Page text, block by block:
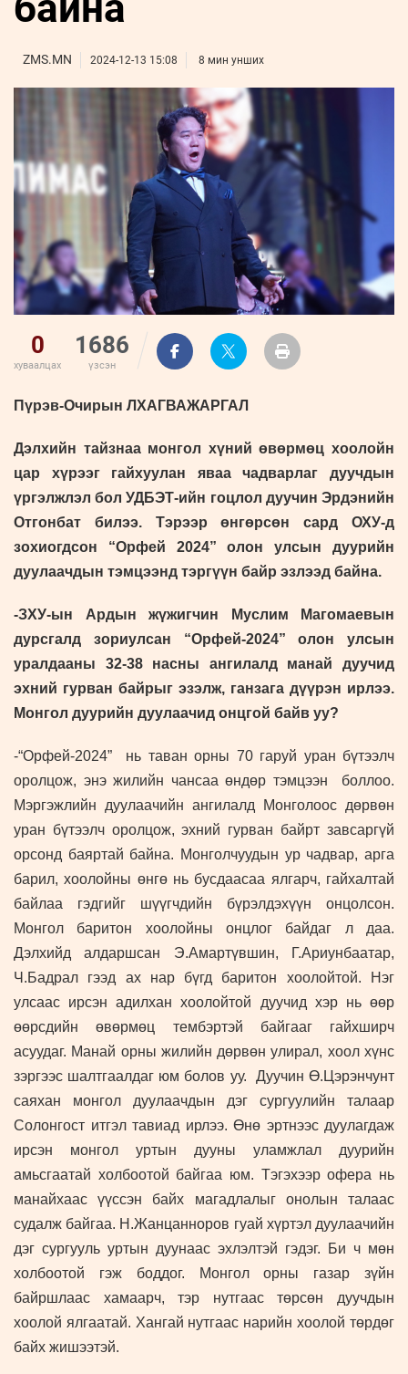
Нэвтрэх
Leaderships
УРЛАГ
ZMS.MN 2024-12-13 15:08 8 мин унших
0
хуваалцах
1686
үзсэн
Пүрэв-Очирын ЛХАГВАЖАРГАЛ
Дэлхийн тайзнаа монгол хүний өвөрмөц хоолойн
цар хүрээг гайхуулан яваа чадварлаг дуучдын
үргэлжлэл бол УДБЭТ-ийн гоцлол дуучин Эрдэнийн
Отгонбат билээ. Тэрээр өнгөрсөн сард ОХУ-д
зохиогдсон “Орфей 2024” олон улсын дуурийн
дуулаачдын тэмцээнд тэргүүн байр эзлээд байна.
-ЗХУ-ын Ардын жүжигчин Муслим Магомаевын
дурсгалд зориулсан “Орфей-2024” олон улсын
уралдааны 32-38 насны ангилалд манай дуучид
эхний гурван байрыг эзэлж, ганзага дүүрэн ирлээ.
Монгол дуурийн дуулаачид онцгой байв уу?
-“Орфей-2024” нь таван орны 70 гаруй уран бүтээлч
оролцож, энэ жилийн чансаа өндөр тэмцээн боллоо.
Мэргэжлийн дуулаачийн ангилалд Монголоос дөрвөн
уран бүтээлч оролцож, эхний гурван байрт завсаргүй
орсонд баяртай байна. Монголчуудын ур чадвар, арга
барил, хоолойны өнгө нь бусдаасаа ялгарч, гайхалтай
байлаа гэдгийг шүүгчдийн бүрэлдэхүүн онцолсон.
Монгол баритон хоолойны онцлог байдаг л даа.
Дэлхийд алдаршсан Э.Амартүвшин, Г.Ариунбаатар,
Ч.Бадрал гээд ах нар бүгд баритон хоолойтой. Нэг
улсаас ирсэн адилхан хоолойтой дуучид хэр нь өөр
өөрсдийн өвөрмөц тембэртэй байгааг гайхширч
асуудаг. Манай орны жилийн дөрвөн улирал, хоол хүнс
зэргээс шалтгаалдаг юм болов уу. Дуучин Ө.Цэрэнчунт
саяхан монгол дуулаачдын дэг сургуулийн талаар
Солонгост итгэл тавиад ирлээ. Өнө эртнээс дуулагдаж
ирсэн монгол уртын дууны уламжлал дуурийн
амьсгаатай холбоотой байгаа юм. Тэгэхээр офера нь
манайхаас үүссэн байх магадлалыг онолын талаас
судалж байгаа. Н.Жанцанноров гуай хүртэл дуулаачийн
дэг сургууль уртын дуунаас эхлэлтэй гэдэг. Би ч мөн
холбоотой гэж боддог. Монгол орны газар зүйн
байршлаас хамаарч, тэр нутгаас төрсөн дуучдын
хоолой ялгаатай. Хангай нутгаас нарийн хоолой төрдөг
байх жишээтэй.